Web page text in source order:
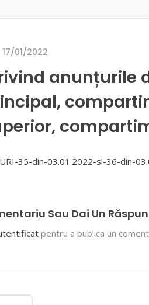
17/01/2022
anunțurile
35-din-03.01.2022-si-36-din-
Sau Dai Un
pentru a publica un